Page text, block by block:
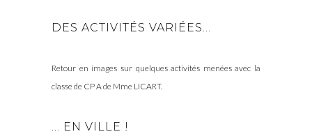
DES ACTIVITÉS VARIÉES…
Retour en images sur quelques activités menées avec la
classe de CP A de Mme LICART.
… EN VILLE !